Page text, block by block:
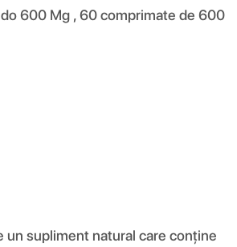
un supliment natural care conține